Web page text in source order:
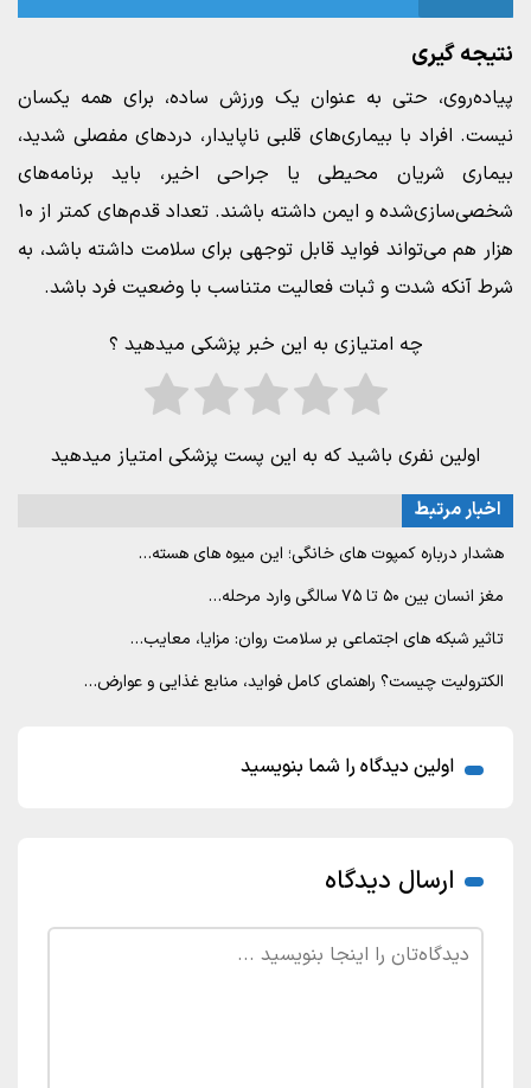
نتیجه‌ گیری
پیاده‌روی، حتی به عنوان یک ورزش ساده، برای همه یکسان
نیست. افراد با بیماری‌های قلبی ناپایدار، دردهای مفصلی شدید،
بیماری شریان محیطی یا جراحی اخیر، باید برنامه‌های
شخصی‌سازی‌شده و ایمن داشته باشند. تعداد قدم‌های کمتر از ۱۰
هزار هم می‌تواند فواید قابل توجهی برای سلامت داشته باشد، به
شرط آنکه شدت و ثبات فعالیت متناسب با وضعیت فرد باشد.
چه امتیازی به این خبر پزشکی میدهید ؟
اولین نفری باشید که به این پست پزشکی امتیاز میدهید
اخبار مرتبط
هشدار درباره کمپوت های خانگی؛ این میوه های هسته…
مغز انسان بین ۵۰ تا ۷۵ سالگی وارد مرحله…
تاثیر شبکه های اجتماعی بر سلامت روان: مزایا، معایب…
الکترولیت چیست؟ راهنمای کامل فواید، منابع غذایی و عوارض…
اولین دیدگاه را شما بنویسید
ارسال دیدگاه